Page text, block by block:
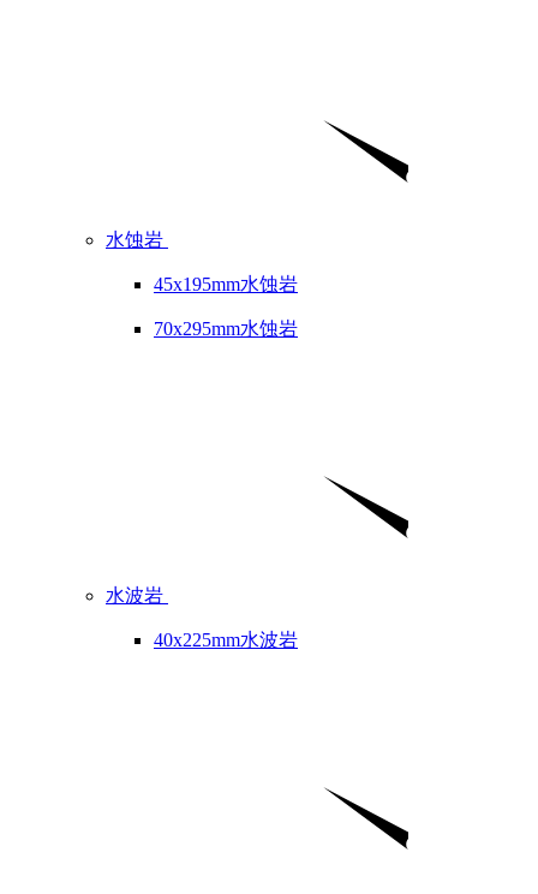
水蚀岩
45x195mm水蚀岩
70x295mm水蚀岩
水波岩
40x225mm水波岩